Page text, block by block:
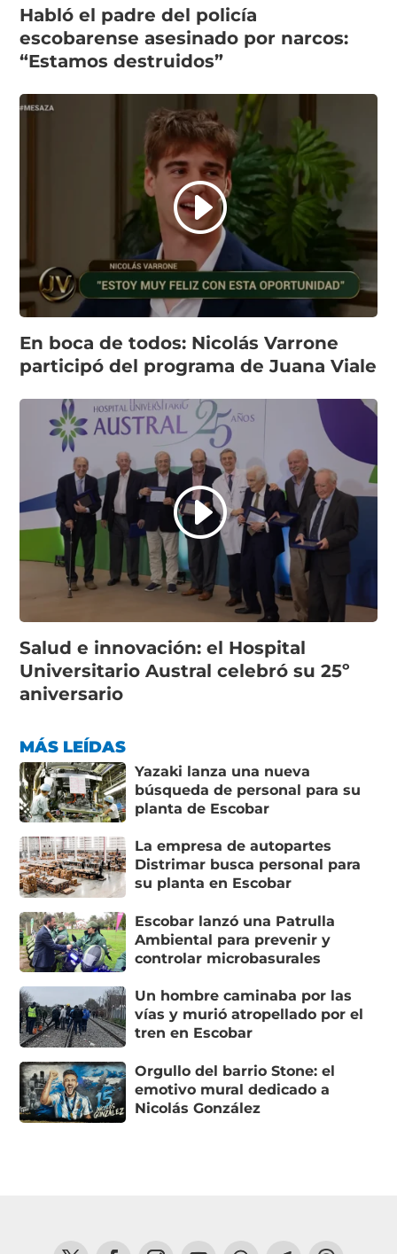
Habló el padre del policía
escobarense asesinado por narcos:
“Estamos destruidos”
En boca de todos: Nicolás Varrone
participó del programa de Juana Viale
Salud e innovación: el Hospital
Universitario Austral celebró su 25º
aniversario
MÁS LEÍDAS
Yazaki lanza una nueva
búsqueda de personal para su
planta de Escobar
La empresa de autopartes
Distrimar busca personal para
su planta en Escobar
Escobar lanzó una Patrulla
Ambiental para prevenir y
controlar microbasurales
Un hombre caminaba por las
vías y murió atropellado por el
tren en Escobar
Orgullo del barrio Stone: el
emotivo mural dedicado a
Nicolás González